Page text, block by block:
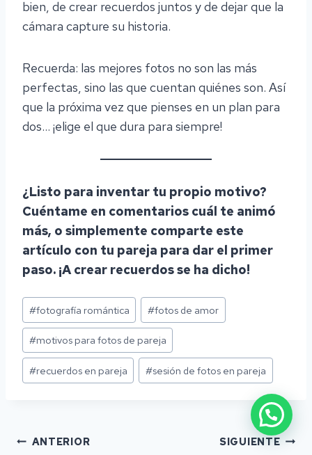
bien, de crear recuerdos juntos y de dejar que la
cámara capture su historia.
Recuerda: las mejores fotos no son las más
perfectas, sino las que cuentan quiénes son. Así
que la próxima vez que pienses en un plan para
dos… ¡elige el que dura para siempre!
¿Listo para inventar tu propio motivo?
Cuéntame en comentarios cuál te animó
más, o simplemente comparte este
artículo con tu pareja para dar el primer
paso. ¡A crear recuerdos se ha dicho!
Etiquetas
de
la
entrada:
#fotografía romántica #fotos de amor
#motivos para fotos de pareja
#recuerdos en pareja #sesión de fotos en pareja
ANTERIOR SIGUIENTE